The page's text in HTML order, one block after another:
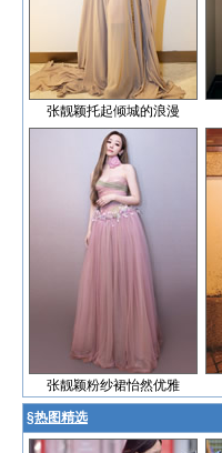
张靓颖托起倾城的浪漫
张靓颖粉纱裙怡然优雅
§热图精选